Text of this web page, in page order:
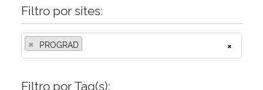
Filtro por sites:
×
× PROGRAD
Filtro por Tag(s):